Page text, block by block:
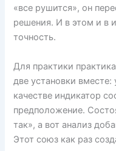
«все рушится», он
решения. И в этом и в
точность.
Для практики
две установки
качестве индикатор
предположение.
так», а вот анализ
Этот союз как раз